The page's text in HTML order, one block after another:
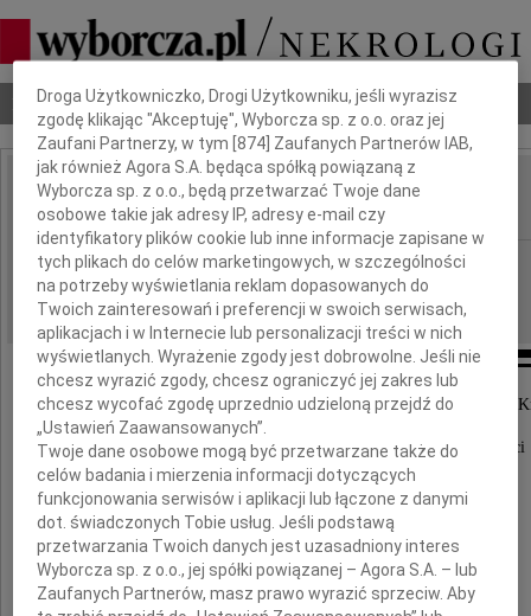
Nekrologi Odeszli Poradnik pogrzebowy
IMIĘ I NAZWISKO: Paweł Cieślar
REGION: Katowice
DATA EMISJI: 18.12.2009
Instytut Zootechniki Państwowy Instytut Badawczy w
z głębokim żalem przyjął wiadomość o śmierci
w dniu 12 grudnia 2009 roku
dr. inż.
Pawła Cieślara
Dbamy o Twoją prywatność
Droga Użytkowniczko, Drogi Użytkowniku, jeśli wyrazisz
zgodę klikając "Akceptuję", Wyborcza sp. z o.o. oraz jej
Zaufani Partnerzy, w tym [874 ] Zaufanych Partnerów IAB,
jak również Agora S.A. będąca spółką powiązaną z
Wyborcza sp. z o.o., będą przetwarzać Twoje dane
osobowe takie jak adresy IP, adresy e-mail czy
identyfikatory plików cookie lub inne informacje zapisane w
tych plikach do celów marketingowych, w szczególności
na potrzeby wyświetlania reklam dopasowanych do
Twoich zainteresowań i preferencji w swoich serwisach,
aplikacjach i w Internecie lub personalizacji treści w nich
wyświetlanych. Wyrażenie zgody jest dobrowolne. Jeśli nie
chcesz wyrazić zgody, chcesz ograniczyć jej zakres lub
chcesz wycofać zgodę uprzednio udzieloną przejdź do
„Ustawień Zaawansowanych”.
Twoje dane osobowe mogą być przetwarzane także do
celów badania i mierzenia informacji dotyczących
funkcjonowania serwisów i aplikacji lub łączone z danymi
dot. świadczonych Tobie usług. Jeśli podstawą
przetwarzania Twoich danych jest uzasadniony interes
Wyborcza sp. z o.o., jej spółki powiązanej – Agora S.A. – lub
Zaufanych Partnerów, masz prawo wyrazić sprzeciw. Aby